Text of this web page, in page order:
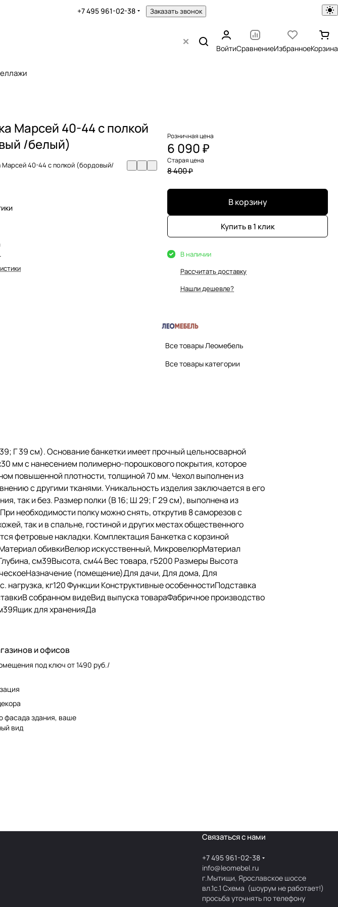
+7 495 961-02-38 Заказать звонок
ВойтиСравнениеИзбранноеКорзина
Марсей 40-44 с полкой
/белый)
Марсей 40-44 с полкой (бордовый/
Розничная цена
6 090 ₽
Старая цена
8 400 ₽
В корзину
Купить в 1 клик
В наличии
Рассчитать доставку
Нашли дешевле?
Все товары Леомебель
Все товары категории
Г 39 см). Основание банкетки имеет прочный цельносварной
мм с нанесением полимерно-порошкового покрытия, которое
повышенной плотности, толщиной 70 мм. Чехол выполнен из
с другими тканями. Уникальность изделия заключается в его
так и без. Размер полки (В 16; Ш 29; Г 29 см), выполнена из
необходимости полку можно снять, открутив 8 саморезов с
так и в спальне, гостиной и других местах общественного
фетровые накладки. Комплектация Банкетка с корзиной
обивкиВелюр искусственный, МикровелюрМатериал
см39Высота, см44 Вес товара, г5200 Размеры Высота
(помещение)Для дачи, Для дома, Для
кг120 Функции Конструктивные особенностиПодставка
собранном видеВид выпуска товараФабричное производство
для храненияДа
и офисов
под ключ от 1490 руб./
вид
Связаться с нами
+7 495 961-02-38
info@leomebel.ru
г.Мытищи, Ярославское шоссе
вл.1с.1Схема (шоурум не работает!)
просьба уточнять по телефону